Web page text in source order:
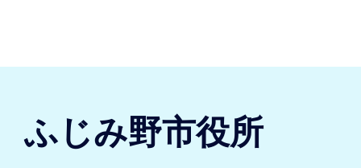
ふじみ野市役所